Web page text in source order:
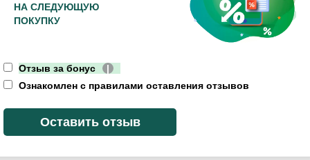
НА СЛЕДУЮЩУЮ
ПОКУПКУ
Отзыв за бонус
|
Ознакомлен с правилами оставления отзывов